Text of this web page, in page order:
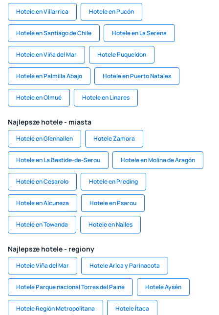
Hotele en Villarrica Hotele en Pucón
Hotele en Santiago de Chile Hotele en La Serena
Hotele en Vińa del Mar Hotele Puqueldon
Hotele en Palmilla Abajo Hotele en Puerto Natales
Hotele en Olmué Hotele en Linares
Najlepsze hotele - miasta
Hotele en Glennallen Hotele Zamora
Hotele en La Bastide-de-Serou Hotele en Molina de Aragón
Hotele en Cesarolo Hotele en Preding
Hotele en Alcuneza Hotele en Psarou
Hotele en Towanda Hotele en Nalles
Najlepsze hotele - regiony
Hotele Viña del Mar Hotele Arica y Parinacota
Hotele Parque nacional Torres del Paine Hotele Aysén
Hotele Región Metropolitana Hotele Ítaca